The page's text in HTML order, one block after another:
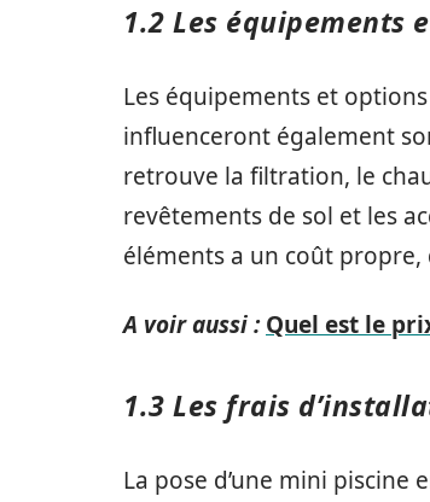
1.2 Les équipements
Les équipements et
influenceront également
retrouve la filtration, le
revêtements de sol et les
éléments a un coût propre,
A voir aussi : Quel est le
1.3 Les frais
La pose d’une mini